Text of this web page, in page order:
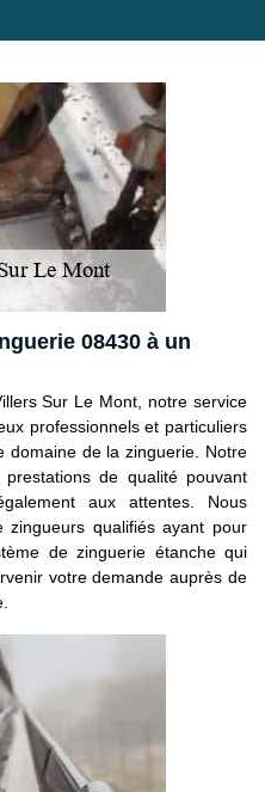
08430 à un
Sur Le Mont, notre service
professionnels et particuliers
domaine de la zinguerie. Notre
de qualité pouvant
aux attentes. Nous
qualifiés ayant pour
de zinguerie étanche qui
votre demande auprès de